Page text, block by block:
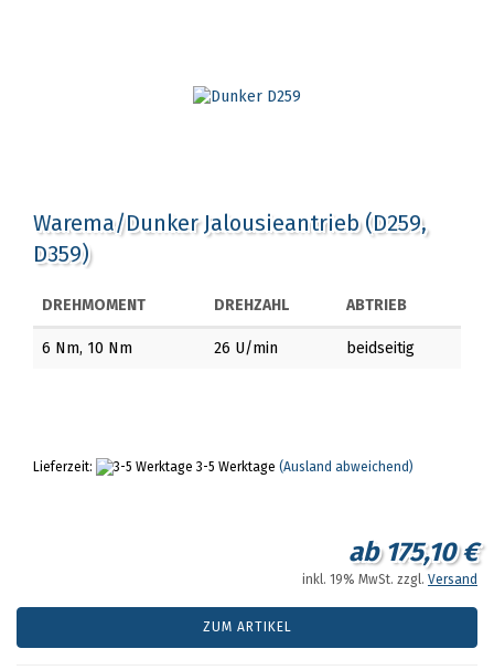
Warema/Dunker Jalousieantrieb (D259,
D359)
DREHMOMENT DREHZAHL ABTRIEB
6 Nm, 10 Nm 26 U/min beidseitig
Lieferzeit: 3-5 Werktage (Ausland abweichend)
ab 175,10 €
inkl. 19% MwSt. zzgl. Versand
ZUM ARTIKEL